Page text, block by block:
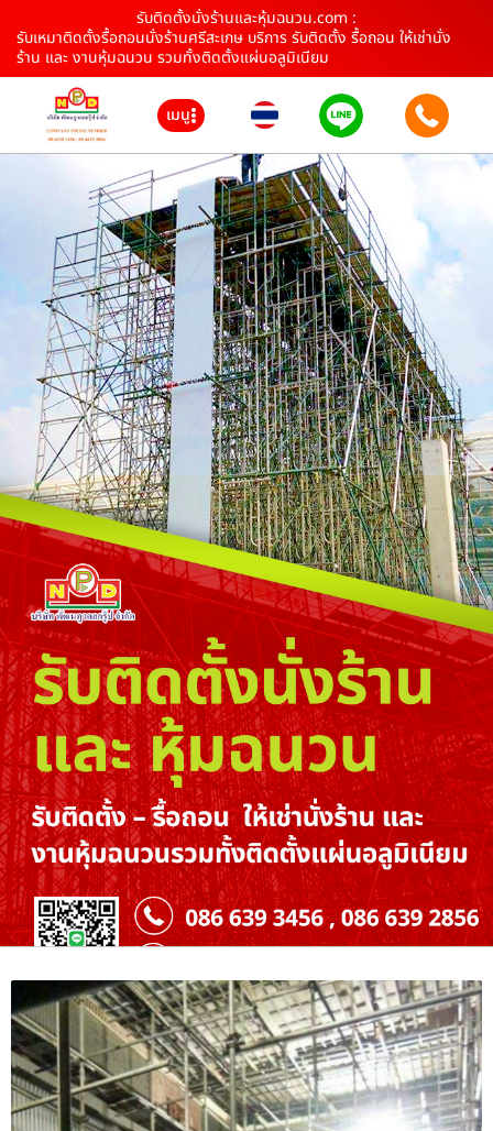
รับติดตั้งนั่งร้านและหุ้มฉนวน.com :
รับเหมาติดตั้งรื้อถอนนั่งร้านศรีสะเกษ บริการ รับติดตั้ง รื้อถอน ให้เช่านั่ง
ร้าน และ งานหุ้มฉนวน รวมทั้งติดตั้งแผ่นอลูมิเนียม
เมนู